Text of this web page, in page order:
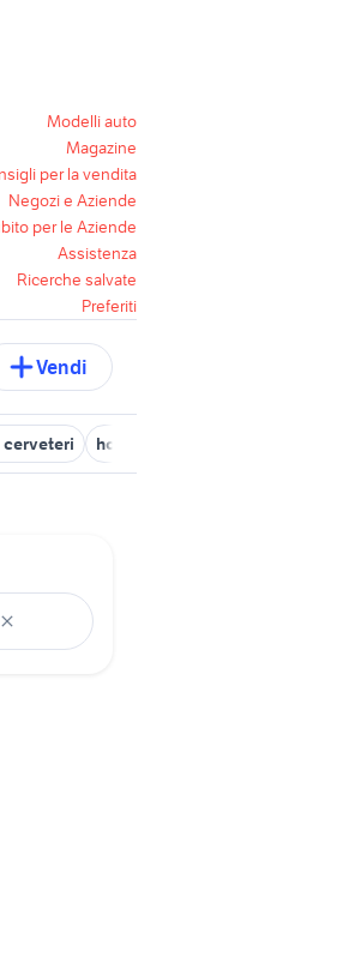
Modelli auto
Magazine
per la vendita
Negozi e Aziende
per le Aziende
Assistenza
Ricerche salvate
Preferiti
Vendi
cerveteri honda rieti